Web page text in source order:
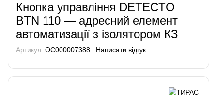
Кнопка управління DETECTO
BTN 110 — адресний елемент
автоматизації з ізолятором КЗ
Артикул: OC000007388 Написати відгук